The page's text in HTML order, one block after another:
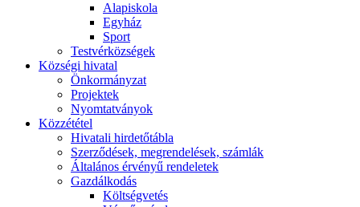
Alapiskola
Egyház
Sport
Testvérközségek
Községi hivatal
Önkormányzat
Projektek
Nyomtatványok
Közzététel
Hivatali hirdetőtábla
Szerződések, megrendelések, számlák
Általános érvényű rendeletek
Gazdálkodás
Költségvetés